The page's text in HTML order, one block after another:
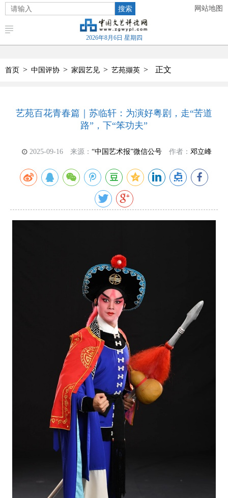
搜索 网站地图
2026年8月6日 星期四
首页 > 中国评协 > 家园艺见 > 艺苑撷英 > 正文
艺苑百花青春篇｜苏临轩：为演好粤剧，走“苦道
路”，下“笨功夫”
2025-09-16 来源： “中国艺术报”微信公号 作者： 邓立峰